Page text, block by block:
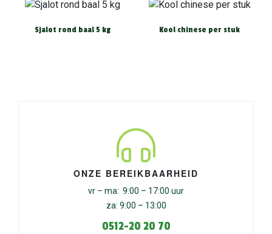
Sjalot rond baal 5 kg Kool chinese per stuk
ONZE BEREIKBAARHEID
vr – ma: 9:00 – 17:00 uur
za: 9:00 – 13:00
0512-20 20 70